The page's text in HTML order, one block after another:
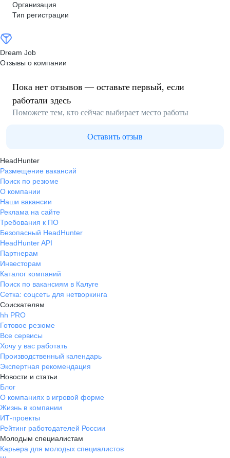
Организация
Тип регистрации
Dream Job
Отзывы о компании
Пока нет отзывов — оставьте первый, если
работали здесь
Поможете тем, кто сейчас выбирает место работы
Оставить отзыв
HeadHunter
Размещение вакансий
Поиск по резюме
О компании
Наши вакансии
Реклама на сайте
Требования к ПО
Безопасный HeadHunter
HeadHunter API
Партнерам
Инвесторам
Каталог компаний
Поиск по вакансиям в Калуге
Сетка: соцсеть для нетворкинга
Соискателям
hh PRO
Готовое резюме
Все сервисы
Хочу у вас работать
Производственный календарь
Экспертная рекомендация
Новости и статьи
Блог
О компаниях в игровой форме
Жизнь в компании
ИТ-проекты
Рейтинг работодателей России
Молодым специалистам
Карьера для молодых специалистов